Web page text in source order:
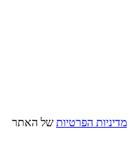
מדיניות הפרטיות של האתר